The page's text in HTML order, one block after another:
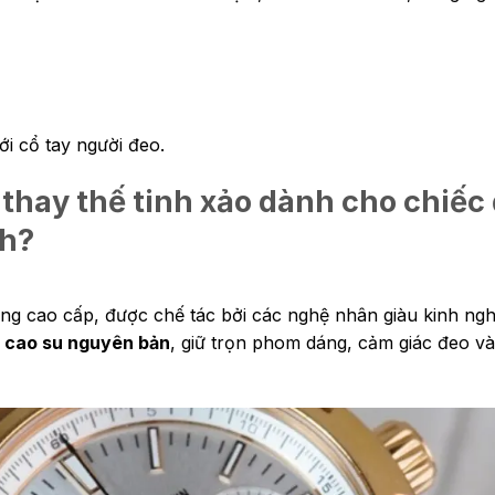
cổ tay người đeo.
thế tinh xảo dành cho
cao cấp, được chế tác bởi các nghệ nhân giàu kinh
su nguyên bản, giữ trọn phom dáng, cảm giác đeo